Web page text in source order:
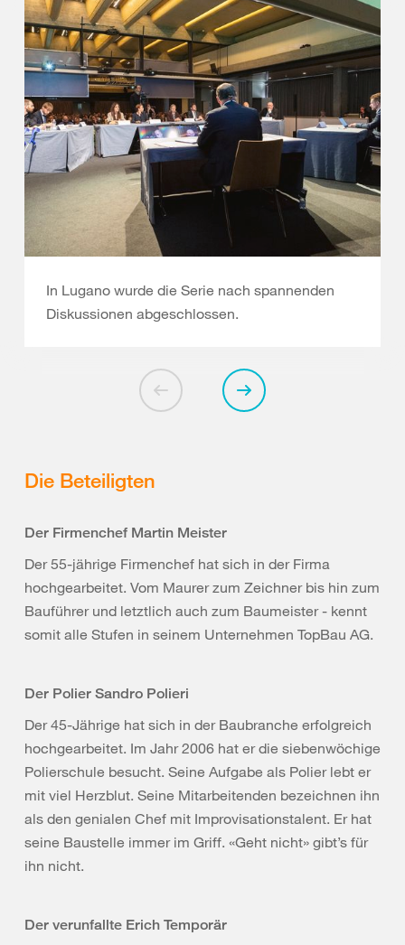
In Lugano wurde die Serie nach spannenden
Diskussionen abgeschlossen.
Die Beteiligten
Der Firmenchef Martin Meister
Der 55-jährige Firmenchef hat sich in der Firma
hochgearbeitet. Vom Maurer zum Zeichner bis hin zum
Bauführer und letztlich auch zum Baumeister - kennt
somit alle Stufen in seinem Unternehmen TopBau AG.
Der Polier Sandro Polieri
Der 45-Jährige hat sich in der Baubranche erfolgreich
hochgearbeitet. Im Jahr 2006 hat er die siebenwöchige
Polierschule besucht. Seine Aufgabe als Polier lebt er
mit viel Herzblut. Seine Mitarbeitenden bezeichnen ihn
als den genialen Chef mit Improvisationstalent. Er hat
seine Baustelle immer im Griff. «Geht nicht» gibt’s für
ihn nicht.
Der verunfallte Erich Temporär